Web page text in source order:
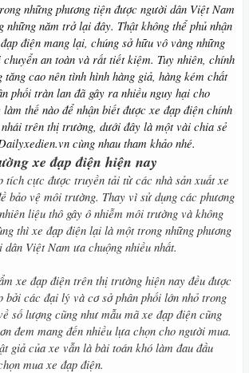
những phương tiện được người dân Việt Nam
những năm trở lại đây. Thật không thể phủ nhận
điện mang lại, chúng sở hữu vô vàng những
an toàn và rất tiết kiệm. Tuy nhiên, chính
cao nên tình hình hàng giả, hàng kém chất
phối tràn lan đã gây ra nhiều nguy hại cho
thế nào để nhận biết được xe đạp điện chính
trên thị trường, dưới đây là một vài chia sẻ
cùng nhau tham khảo nhé.
xe đạp điện hiện nay
tích cực được truyền tải từ các nhà sản xuất xe
bảo vệ môi trường. Thay vì sử dụng các phương
liệu thô gây ô nhiễm môi trường và không
thì xe đạp điện lại là một trong những phương
Việt Nam ưa chuộng nhiều nhất.
xe đạp điện trên thị trường hiện nay đều được
bởi các đại lý và cơ sở phân phối lớn nhỏ trong
số lượng cũng như mẫu mã xe đạp điện cũng
đem mang đến nhiều lựa chọn cho người mua.
giả của xe vẫn là bài toán khó làm đau đầu
mua xe đạp điện.